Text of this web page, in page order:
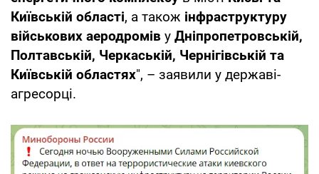
Київській області, а також інфраструктуру
військових аеродромів у Дніпропетровській,
Полтавській, Черкаській, Чернігівській та
Київській областях", – заявили у державі-
агресорці.